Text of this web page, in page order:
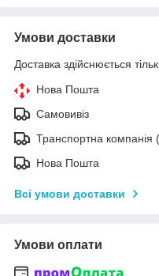
Умови доставки
Доставка здійснюється
Нова Пошта
Самовивіз
Транспортна компанія
Нова Пошта
Всі умови доставки
Умови оплати